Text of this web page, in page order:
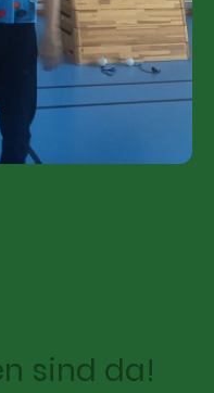
sind da!